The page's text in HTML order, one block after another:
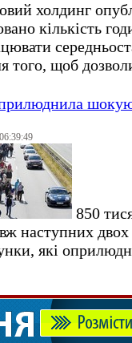
холдинг
кількість
того, щоб
850
наступних
які